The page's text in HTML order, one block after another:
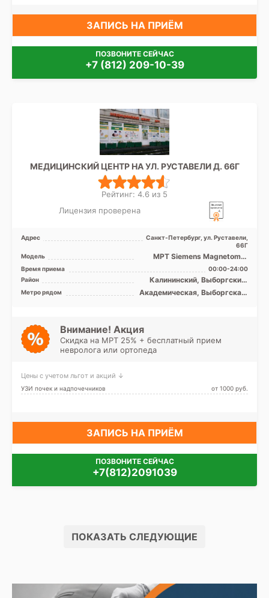
ЗАПИСЬ НА ПРИЁМ
ПОЗВОНИТЕ СЕЙЧАС
+7 (812) 209-10-39
МЕДИЦИНСКИЙ ЦЕНТР НА УЛ. РУСТАВЕЛИ Д. 66Г
Рейтинг: 4.6 из 5
Лицензия проверена
Адрес
Санкт-Петербург, ул. Руставели,
66Г
Модель
МРТ Siemens Magnetom C
0.4T открытый тип, УЗИ
экспертного класса
Время приема
00:00-24:00
Район
Калининский, Выборгский,
Красногвардейский,
Кронштадтский, Курортный,
Метро рядом
Академическая, Выборгская,
Политехническая, Проспект
Внимание! Акция
Скидка на МРТ 25% + бесплатный прием
невролога или ортопеда
Цены с учетом льгот и акций ↓
УЗИ почек и надпочечников от 1000 pуб.
ЗАПИСЬ НА ПРИЁМ
ПОЗВОНИТЕ СЕЙЧАС
+7(812)2091039
ПОКАЗАТЬ СЛЕДУЮЩИЕ